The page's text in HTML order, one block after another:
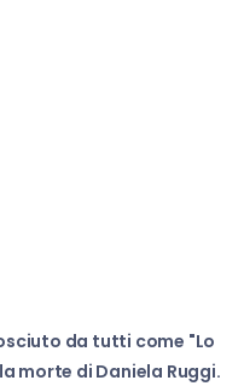
da tutti come "Lo
morte di Daniela Ruggi.